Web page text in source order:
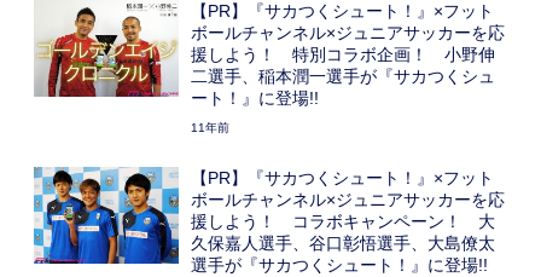
【PR】『サカつくシュート！』×フット
ボールチャンネル×ジュニアサッカーを応
援しよう！ 特別コラボ企画！ 小野伸
二選手、稲本潤一選手が『サカつくシュ
ート！』に登場!!
11年前
【PR】『サカつくシュート！』×フット
ボールチャンネル×ジュニアサッカーを応
援しよう！ コラボキャンペーン！ 大
久保嘉人選手、谷口彰悟選手、大島僚太
選手が『サカつくシュート！』に登場!!